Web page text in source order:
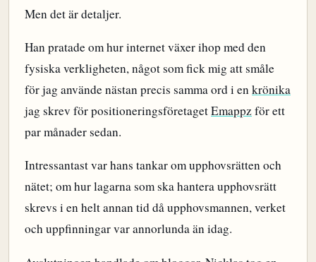
Men det är detaljer.
Han pratade om hur internet växer ihop med den
fysiska verkligheten, något som fick mig att småle
för jag använde nästan precis samma ord i enkrönika
jag skrev för positioneringsföretagetEmappzför ett
par månader sedan.
Intressantast var hans tankar om upphovsrätten och
nätet; om hur lagarna som ska hantera upphovsrätt
skrevs i en helt annan tid då upphovsmannen, verket
och uppfinningar var annorlunda än idag.